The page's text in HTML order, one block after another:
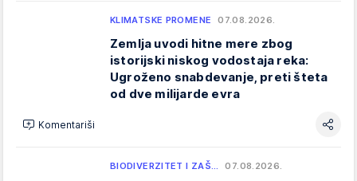
KLIMATSKE PROMENE 07.08.2026.
Zemlja uvodi hitne mere zbog
istorijski niskog vodostaja reka:
Ugroženo snabdevanje, preti šteta
od dve milijarde evra
Komentariši
BIODIVERZITET I ZAŠ… 07.08.2026.